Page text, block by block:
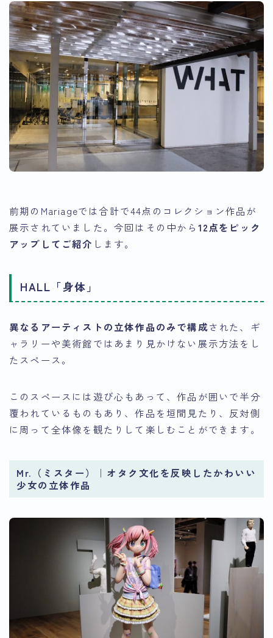
前期のMariageでは合計で44点のコレクション作品が
展示されていました。今回はその中から 12点をピック
アップしてご紹介 します。
HALL「身体」
異なるアーティストの立体作品のみで構成された、ギ
ャラリーや美術館ではあまり見かけない展示方法をし
たスペース。
このスペースには遊び心もあって、作品が囲いで半分
覆われているものもあり、作品を垣間見たり、反対側
に周って全体像を観たりして楽しむことができます。
Mr.（ミスター）｜オタク文化を反映したかわいい
少女の立体作品